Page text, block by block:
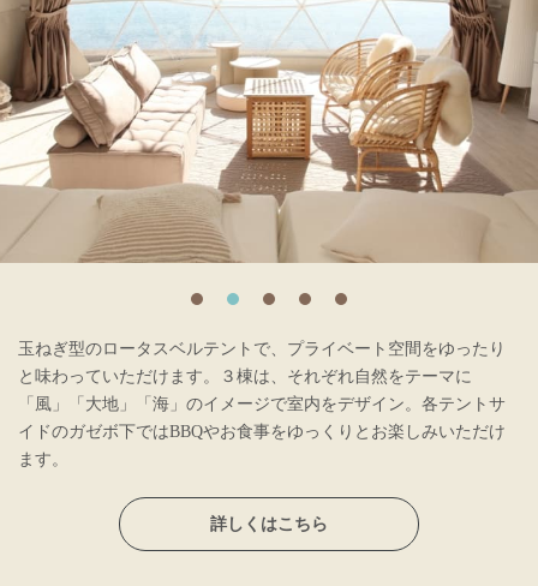
玉ねぎ型のロータスベルテントで、プライベート空間をゆったり
と味わっていただけます。３棟は、それぞれ自然をテーマに
「風」「大地」「海」のイメージで室内をデザイン。各テントサ
イドのガゼボ下ではBBQやお食事をゆっくりとお楽しみいただけ
ます。
詳しくはこちら